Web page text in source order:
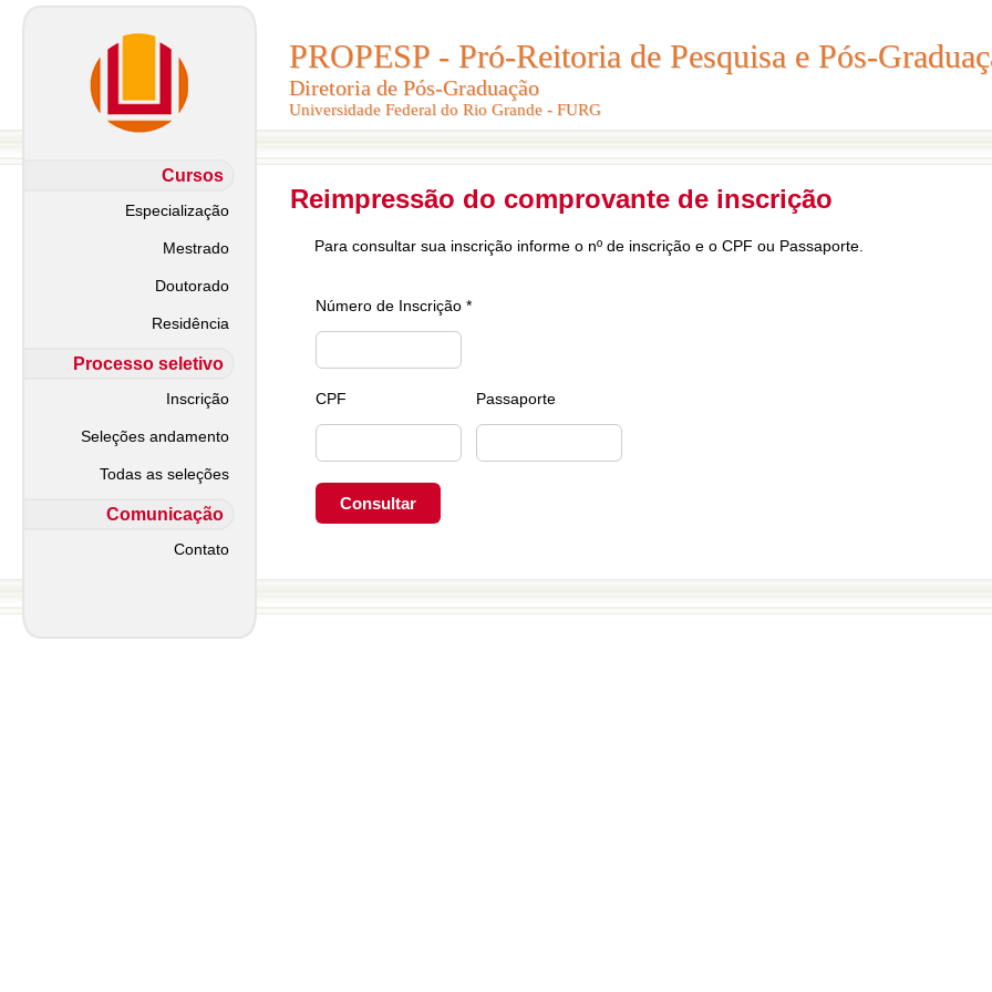
PROPESP - Pró-Reitoria de Pesquisa e Pós-
Diretoria de Pós-Graduação
Universidade Federal do Rio Grande - FURG
PROPESP - Pró-Reitoria de Pesquisa e Pós-
Diretoria de Pós-Graduação
Universidade Federal do Rio Grande - FURG
Cursos
Especialização
Mestrado
Doutorado
Residência
Processo seletivo
Inscrição
Seleções andamento
Todas as seleções
Comunicação
Contato
Reimpressão do comprovante de inscrição
Para consultar sua inscrição informe o nº de inscrição e o CPF ou Passaporte.
Número de Inscrição *
CPF Passaporte